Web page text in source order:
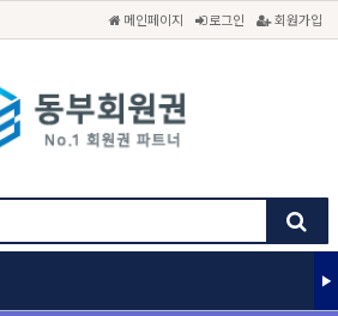
메인페이지 로그인 회원가입